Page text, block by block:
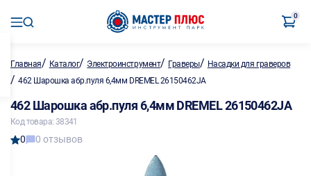
0
Главная/ Каталог/ Электроинструмент/ Граверы/ Насадки для граверов
/ 462 Шарошка абр.пуля 6,4мм DREMEL 26150462JA
462 Шарошка абр.пуля 6,4мм DREMEL 26150462JA
Код товара: 38341
0 0 отзывов